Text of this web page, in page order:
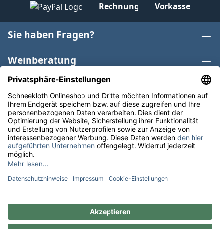
Rechnung Vorkasse
Sie haben Fragen?
Weinberatung
Informationen
Weinkategorien
Internationaler Wein
* Alle Preise inkl. gesetzl. Mehrwertsteuer zzgl.
anders angegeben. Bioprodukte im Bio-Kontrollverfahren
** Kostenfreie Lieferung ab 75 € Bestellwert in DE. Werktags